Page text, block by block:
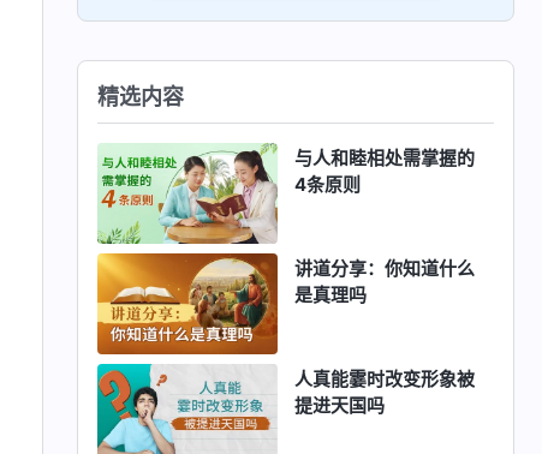
精选内容
与人和睦相处需掌握的
4条原则
讲道分享：你知道什么
是真理吗
人真能霎时改变形象被
提进天国吗